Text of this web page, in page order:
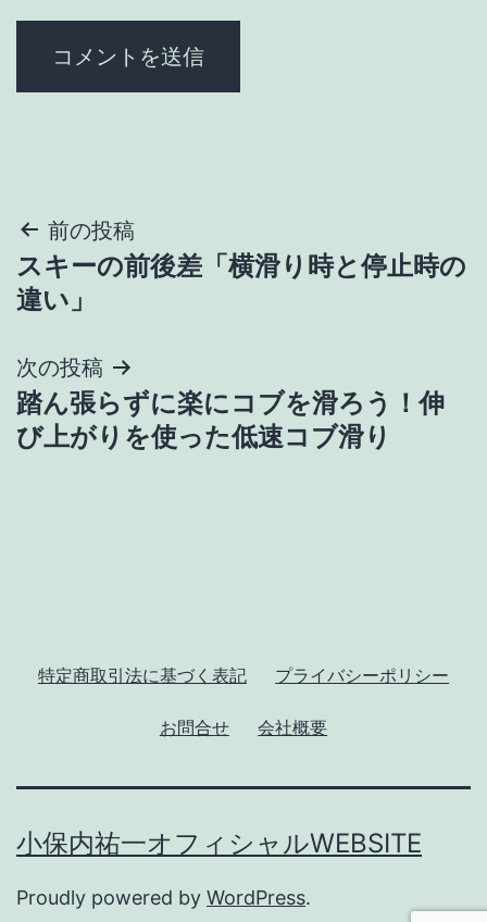
投
稿
ビ
ゲ
前の投稿
スキーの前後差「横滑り時と停止時の
違い」
次の投稿
踏ん張らずに楽にコブを滑ろう！伸
び上がりを使った低速コブ滑り
特定商取引法に基づく表記 プライバシーポリシー
お問合せ 会社概要
小保内祐一オフィシャルWEBSITE
Proudly powered by WordPress.